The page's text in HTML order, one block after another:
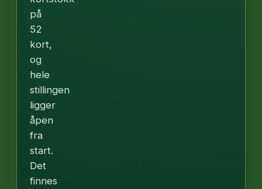
på
52
kort,
og
hele
stillingen
ligger
åpen
fra
start.
Det
finnes